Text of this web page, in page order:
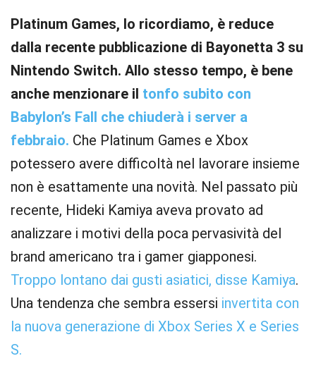
Platinum Games, lo ricordiamo, è reduce
dalla recente pubblicazione di Bayonetta 3 su
Nintendo Switch. Allo stesso tempo, è bene
anche menzionare il tonfo subito con
Babylon’s Fall che chiuderà i server a
febbraio. Che Platinum Games e Xbox
potessero avere difficoltà nel lavorare insieme
non è esattamente una novità. Nel passato più
recente, Hideki Kamiya aveva provato ad
analizzare i motivi della poca pervasività del
brand americano tra i gamer giapponesi.
Troppo lontano dai gusti asiatici, disse Kamiya.
Una tendenza che sembra essersi invertita con
la nuova generazione di Xbox Series X e Series
S.